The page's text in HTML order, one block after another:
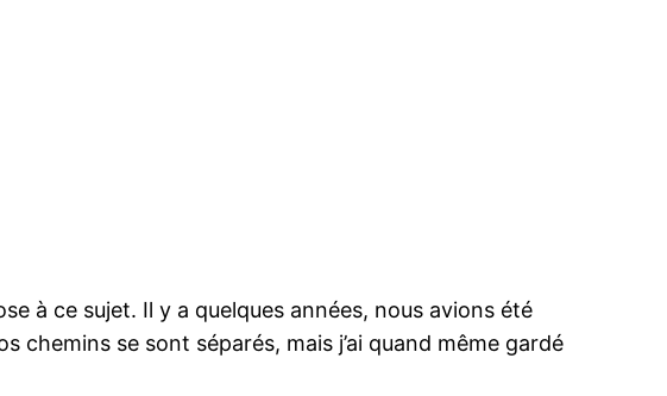
à ce sujet. Il y a quelques années, nous avions été
chemins se sont séparés, mais j’ai quand même gardé